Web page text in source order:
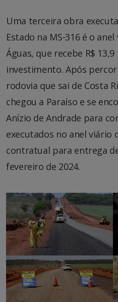
Uma terceira obra
Estado na MS-316 é o
Águas, que recebe R$
investimento. Após
rodovia que sai de Costa
chegou a Paraíso e se
Anízio de Andrade para
executados no anel viário
contratual para entrega
fevereiro de 2024.